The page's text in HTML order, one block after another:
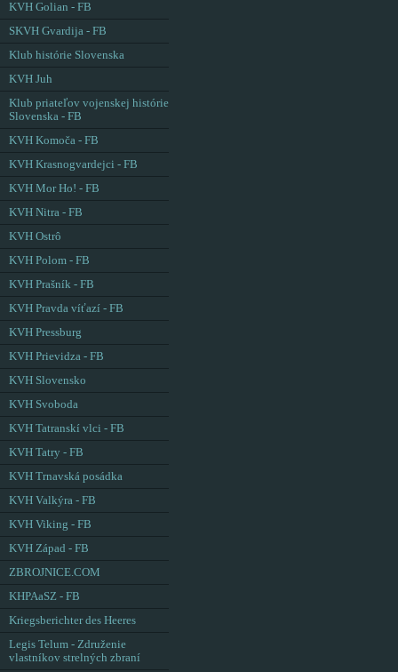
KVH Golian - FB
SKVH Gvardija - FB
Klub histórie Slovenska
KVH Juh
Klub priateľov vojenskej histórie
Slovenska - FB
KVH Komoča - FB
KVH Krasnogvardejci - FB
KVH Mor Ho! - FB
KVH Nitra - FB
KVH Ostrô
KVH Polom - FB
KVH Prašník - FB
KVH Pravda víťazí - FB
KVH Pressburg
KVH Prievidza - FB
KVH Slovensko
KVH Svoboda
KVH Tatranskí vlci - FB
KVH Tatry - FB
KVH Trnavská posádka
KVH Valkýra - FB
KVH Viking - FB
KVH Západ - FB
ZBROJNICE.COM
KHPAaSZ - FB
Kriegsberichter des Heeres
Legis Telum - Združenie
vlastníkov strelných zbraní